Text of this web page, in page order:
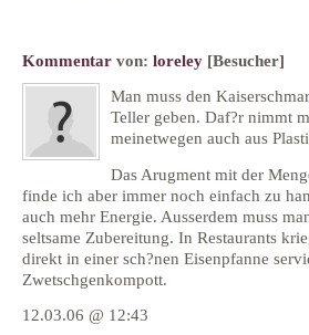
Kommentar von: loreley [Besucher]
Man muss den
Teller geben. Daf?r nimmt
meinetwegen auch aus
Das Arugment mit der
finde ich aber immer noch einfach zu
auch mehr Energie. Ausserdem muss
seltsame Zubereitung. In Restaurants
direkt in einer sch?nen Eisenpfanne
Zwetschgenkompott.
12.03.06 @ 12:43